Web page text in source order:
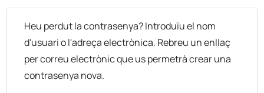
Heu perdut la contrasenya? Introduïu el nom
d'usuari o l'adreça electrònica. Rebreu un enllaç
per correu electrònic que us permetrà crear una
contrasenya nova.